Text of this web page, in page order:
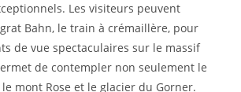
Les visiteurs peuvent
Bahn, le train à crémaillère, pour
de vue spectaculaires sur le massif
de contempler non seulement le
mont Rose et le glacier du Gorner.